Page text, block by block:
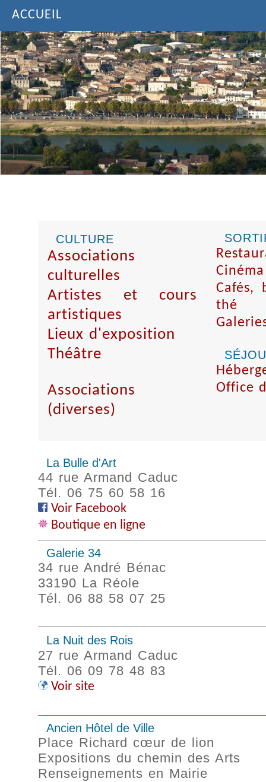
ACCUEIL
CULTURE
Associations
culturelles
Artistes et cours
artistiques
Lieux d'exposition
Théâtre
Associations
(diverses)
Cafés,
thé
Office
La Bulle d'Art
44 rue Armand Caduc
Tél. 06 75 60 58 16
Voir Facebook
Boutique en ligne
Galerie 34
34 rue André Bénac
33190 La Réole
Tél. 06 88 58 07 25
La Nuit des Rois
27 rue Armand Caduc
Tél. 06 09 78 48 83
Voir site
Ancien Hôtel de Ville
Place Richard cœur de lion
Expositions du chemin des Arts
Renseignements en Mairie